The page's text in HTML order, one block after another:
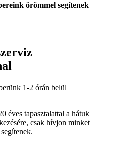
örömmel segítenek
1-2 órán belül
éves tapasztalattal a hátuk
csak hívjon minket